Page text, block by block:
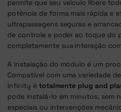
permite que seu veículo libere
potência de forma mais rápida e
ultrapassagens seguras e
de controle e poder ao toque do
completamente sua interação
A instalação do módulo é um
Compatível com uma variedade
Infinity é totalmente plug and
pode instalá-lo em minutos, sem
especiais ou intervenções